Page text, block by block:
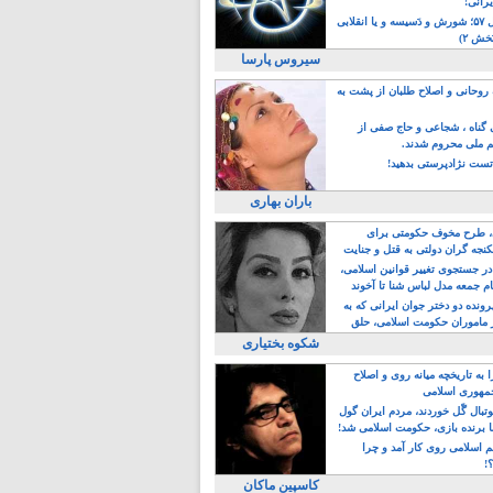
رویداد سال ۵۷؛ شورش و دَسیسه و یا انقلابی
۲)
سیروس پارسا
و اصلاح طلبان از پشت به
گناه ، شجاعی و حاج صفی از
ملی محروم شدند.
نژادپرستی بدهید!
باران بهاری
مخوف حکومتی برای
گران دولتی به قتل و جنایت
جستجوی تغییر قوانین اسلامی،
جمعه مدل لباس شنا تا آخوند
دو دختر جوان ایرانی که به
ماموران حکومت اسلامی، حلق
شکوه بختیاری
به تاریخچه میانه روی و اصلاح
اسلامی
گًل خوردند، مردم ایران گول
برنده بازی، حکومت اسلامی شد!
اسلامی روی کار آمد و چرا
کاسپین ماکان